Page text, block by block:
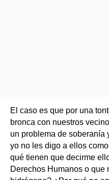
El caso es que por una
bronca con nuestros
un problema de soberanía
yo no les digo a ellos
qué tienen que decirme
Derechos Humanos o que